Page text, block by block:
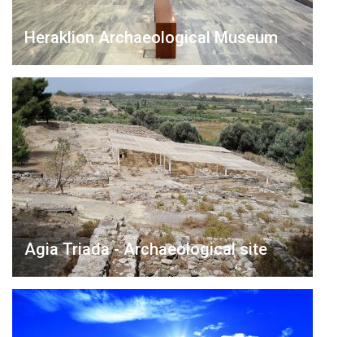
Heraklion Archaeological Museum
Agia Triada - Archaeological site